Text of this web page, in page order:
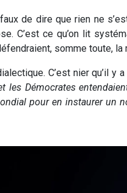
de dire que rien ne
C’est ce qu’on lit
somme toute,
C’est nier qu’il
les Démocrates
pour en instaurer un